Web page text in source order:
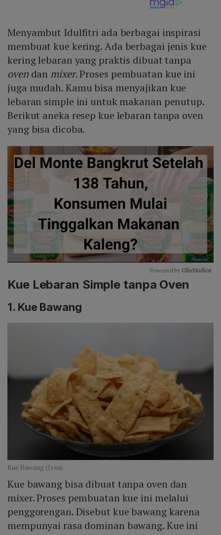
Menyambut Idulfitri ada berbagai inspirasi
membuat kue kering. Ada berbagai jenis kue
kering lebaran yang praktis dibuat tanpa
ovendan mixer. Proses pembuatan kue ini
juga mudah. Kamu bisa menyajikan kue
lebaran simple ini untuk makanan penutup.
Berikut aneka resep kue lebaran tanpa oven
yang bisa dicoba.
Mute
Powered by GliaStudios
Kue Lebaran Simple tanpa Oven
1. Kue Bawang
Kue Bawang (Issu)
Kue bawang bisa dibuat tanpa oven dan
mixer. Proses pembuatan kue ini melalui
penggorengan. Disebut kue bawang karena
mempunyai rasa dominan bawang. Kue ini